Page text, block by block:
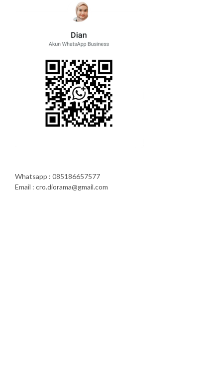
Whatsapp : 085186657577
Email : cro.diorama@gmail.com